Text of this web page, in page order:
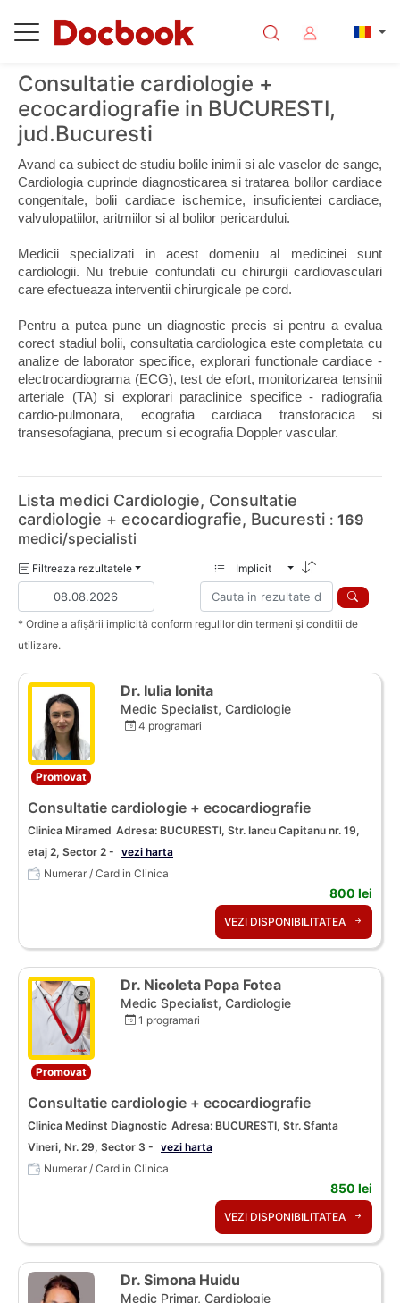
Consultatie cardiologie +
ecocardiografie in BUCURESTI,
jud.Bucuresti
Avand ca subiect de studiu bolile inimii si ale vaselor de sange,
Cardiologia cuprinde diagnosticarea si tratarea bolilor cardiace
congenitale, bolii cardiace ischemice, insuficientei cardiace,
valvulopatiilor, aritmiilor si al bolilor pericardului.
Medicii specializati in acest domeniu al medicinei sunt
cardiologii. Nu trebuie confundati cu chirurgii cardiovasculari
care efectueaza interventii chirurgicale pe cord.
Pentru a putea pune un diagnostic precis si pentru a evalua
corect stadiul bolii, consultatia cardiologica este completata cu
analize de laborator specifice, explorari functionale cardiace -
electrocardiograma (ECG), test de efort, monitorizarea tensinii
arteriale (TA) si explorari paraclinice specifice - radiografia
cardio-pulmonara, ecografia cardiaca transtoracica si
transesofagiana, precum si ecografia Doppler vascular.
Lista medici Cardiologie, Consultatie
cardiologie + ecocardiografie, Bucuresti : 169
medici/specialisti
Filtreaza rezultatele Implicit
* Ordine a afișării implicită conform regulilor din termeni și conditii de
utilizare.
Promovat
Dr. Iulia Ionita
Medic Specialist, Cardiologie
4 programari
Consultatie cardiologie + ecocardiografie
Clinica Miramed Adresa: BUCURESTI, Str. Iancu Capitanu nr. 19,
etaj 2, Sector 2 - vezi harta
Numerar / Card in Clinica
800 lei
VEZI DISPONIBILITATEA
Promovat
Dr. Nicoleta Popa Fotea
Medic Specialist, Cardiologie
1 programari
Consultatie cardiologie + ecocardiografie
Clinica Medinst Diagnostic Adresa: BUCURESTI, Str. Sfanta
Vineri, Nr. 29, Sector 3 - vezi harta
Numerar / Card in Clinica
850 lei
VEZI DISPONIBILITATEA
Dr. Simona Huidu
Medic Primar, Cardiologie